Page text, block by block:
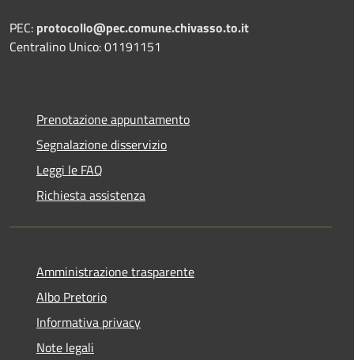
PEC: protocollo@pec.comune.chivasso.to.it
Centralino Unico: 01191151
Prenotazione appuntamento
Segnalazione disservizio
Leggi le FAQ
Richiesta assistenza
Amministrazione trasparente
Albo Pretorio
Informativa privacy
Note legali